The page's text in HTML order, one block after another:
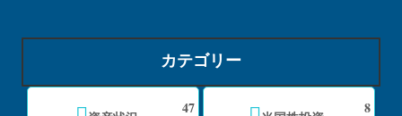
カテゴリー
47 8